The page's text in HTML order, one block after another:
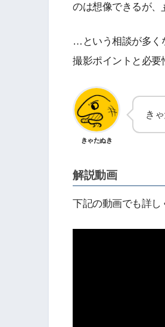
のは想像できるが、
…という相談が多く
撮影ポイントと必要
きゃたぬき
き
解説動画
下記の動画でも詳し